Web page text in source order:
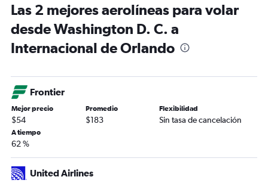
Las 2 mejores aerolíneas para volar
desde Washington D. C. a
Internacional de Orlando
Frontier
Mejor precio
$54
Promedio
$183
Flexibilidad
Sin tasa de cancelación
A tiempo
62 %
United Airlines